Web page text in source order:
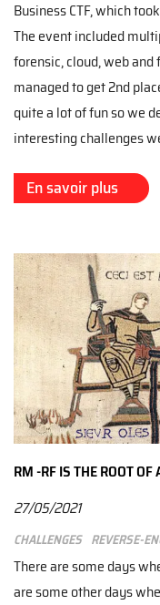
Business CTF, which
The event included
forensic, cloud, web and
managed to get 2nd
quite a lot of fun so we
interesting challenges
En savoir plus
RM -RF IS THE ROOT OF
27/05/2021
Challenges Reverse-
There are some days
are some other days